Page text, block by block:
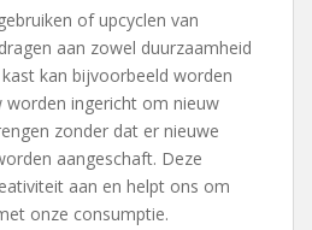
of upcyclen van
aan zowel duurzaamheid
kan bijvoorbeeld worden
worden ingericht om nieuw
zonder dat er nieuwe
aangeschaft. Deze
aan en helpt ons om
onze consumptie.